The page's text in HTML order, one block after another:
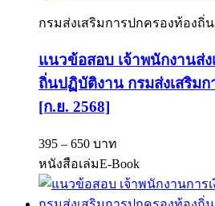
กรมส่งเสริมการปกครองท้องถิ่น
แนวข้อสอบ เจ้าพนักงานส่ง
ถิ่นปฏิบัติงาน กรมส่งเสริม
[ก.ย. 2568]
395 – 650 บาท
หนังสือเล่มE-Book